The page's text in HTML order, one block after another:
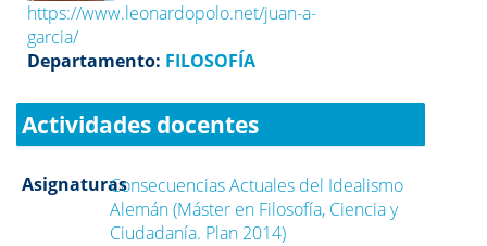
https://www.leonardopolo.net/juan-a-
garcia/
Departamento: FILOSOFÍA
Actividades docentes
AsignaturasConsecuencias Actuales del Idealismo
Alemán (Máster en Filosofía, Ciencia y
Ciudadanía. Plan 2014)